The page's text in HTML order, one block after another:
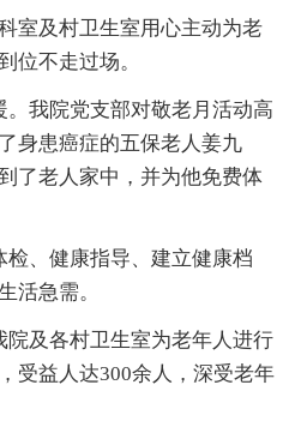
室及村卫生室用心主动为老
位不走过场。
。我院党支部对敬老月活动高
身患癌症的五保老人姜九
了老人家中，并为他免费体
检、健康指导、建立健康档
活急需。
院及各村卫生室为老年人进行
受益人达300余人，深受老年